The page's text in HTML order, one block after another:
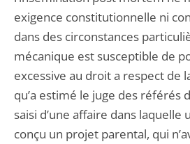
exigence constitutionnelle ni
dans des circonstances
mécanique est susceptible de
excessive au droit a respect de
qu’a estimé le juge des référés
saisi d’une affaire dans laquelle
conçu un projet parental, qui